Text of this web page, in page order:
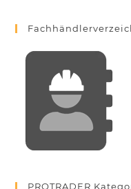
PROTRADER